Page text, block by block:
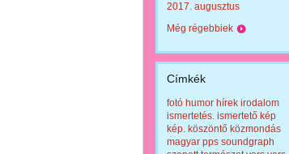
2017. augusztus
Még régebbiek
Címkék
fotó humor hírek irodalom
ismertetés. ismertető kép
kép. köszöntő közmondás
magyar pps soundgraph